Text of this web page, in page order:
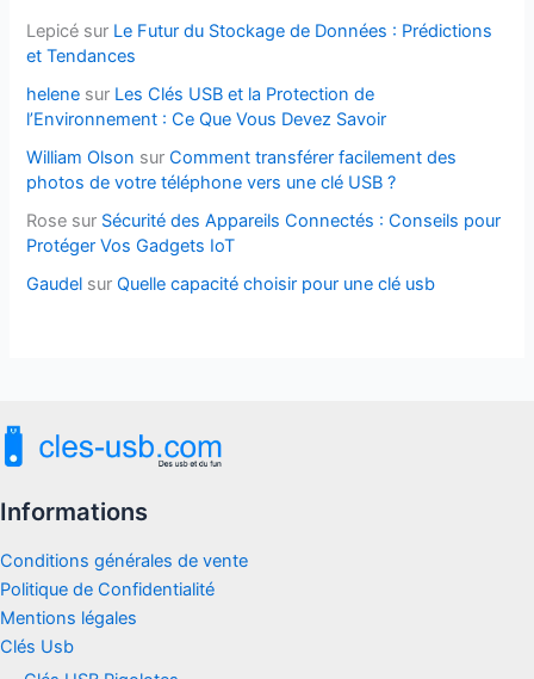
Lepicé sur Le Futur du Stockage de Données : Prédictions
et Tendances
helene sur Les Clés USB et la Protection de
l’Environnement : Ce Que Vous Devez Savoir
William Olson surComment transférer facilement des
photos de votre téléphone vers une clé USB ?
Rose sur Sécurité des Appareils Connectés : Conseils pour
Protéger Vos Gadgets IoT
Gaudel surQuelle capacité choisir pour une clé usb
Informations
Conditions générales de vente
Politique de Confidentialité
Mentions légales
Clés Usb